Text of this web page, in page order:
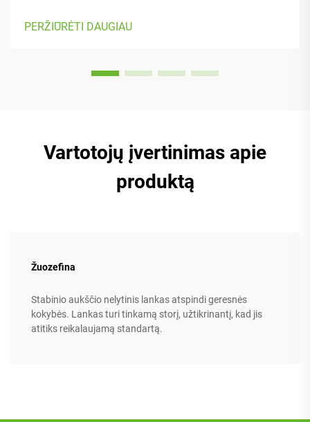
reguliuojamų dalių, kurios tinka skirtingam kūno tipui bei
pageidavimams. Daugelyje modelių yra...
PERŽIŪRĖTI DAUGIAU
Vartotojų įvertinimas apie
produktą
Žuozefina
Stabinio aukščio nelytinis lankas atspindi geresnės
kokybės. Lankas turi tinkamą storį, užtikrinantį, kad jis
atitiks reikalaujamą standartą.